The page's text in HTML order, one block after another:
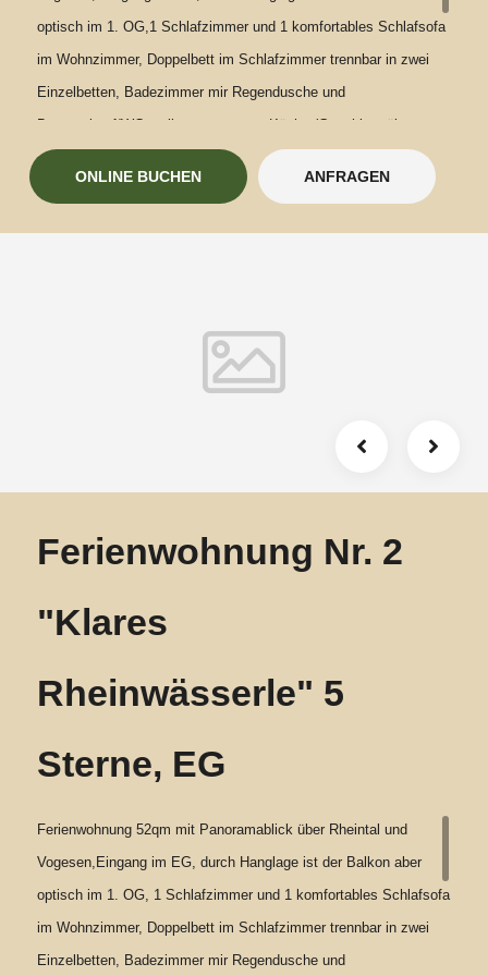
optisch im 1. OG,1 Schlafzimmer und 1 komfortables Schlafsofa
im Wohnzimmer, Doppelbett im Schlafzimmer trennbar in zwei
Einzelbetten, Badezimmer mir Regendusche und
Brausenkopf/WC, voll ausgestattete Küche (Geschirrspüler,
Gefrierfach, Kaffeekapselmaschine, auf Wunsch Filtermaschine),
TV in Schlafzimmer und Wohnzimmer, Fenstersitzbank zum
Ladestation FahrradGrillmöglichkeitWLANLiegewieseEndreinigung
ONLINE BUCHEN ANFRAGEN
Ferienwohnung Nr. 2
"Klares
Rheinwässerle" 5
Sterne, EG
Ferienwohnung 52qm mit Panoramablick über Rheintal und
Vogesen,Eingang im EG, durch Hanglage ist der Balkon aber
optisch im 1. OG, 1 Schlafzimmer und 1 komfortables Schlafsofa
im Wohnzimmer, Doppelbett im Schlafzimmer trennbar in zwei
Einzelbetten, Badezimmer mir Regendusche und